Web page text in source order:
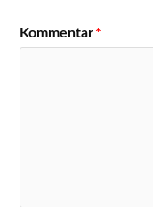
Kommentar*